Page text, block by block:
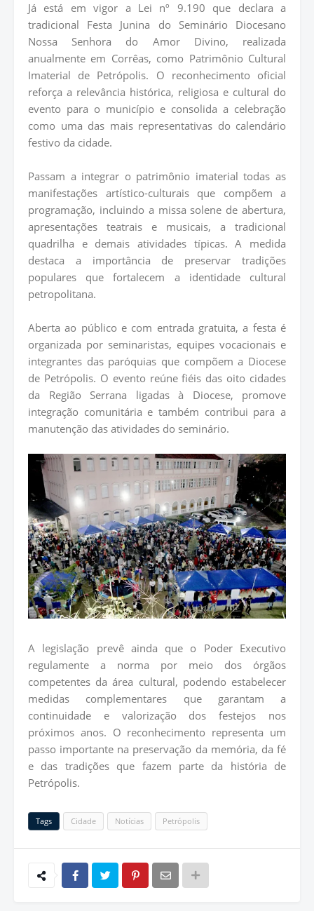
Já está em vigor a Lei nº 9.190 que declara a
tradicional Festa Junina do Seminário Diocesano
Nossa Senhora do Amor Divino, realizada
anualmente em Corrêas, como Patrimônio Cultural
Imaterial de Petrópolis. O reconhecimento oficial
reforça a relevância histórica, religiosa e cultural do
evento para o município e consolida a celebração
como uma das mais representativas do calendário
festivo da cidade.
Passam a integrar o patrimônio imaterial todas as
manifestações artístico-culturais que compõem a
programação, incluindo a missa solene de abertura,
apresentações teatrais e musicais, a tradicional
quadrilha e demais atividades típicas. A medida
destaca a importância de preservar tradições
populares que fortalecem a identidade cultural
petropolitana.
Aberta ao público e com entrada gratuita, a festa é
organizada por seminaristas, equipes vocacionais e
integrantes das paróquias que compõem a Diocese
de Petrópolis. O evento reúne fiéis das oito cidades
da Região Serrana ligadas à Diocese, promove
integração comunitária e também contribui para a
manutenção das atividades do seminário.
A legislação prevê ainda que o Poder Executivo
regulamente a norma por meio dos órgãos
competentes da área cultural, podendo estabelecer
medidas complementares que garantam a
continuidade e valorização dos festejos nos
próximos anos. O reconhecimento representa um
passo importante na preservação da memória, da fé
e das tradições que fazem parte da história de
Petrópolis.
Tags Cidade Notícias Petrópolis